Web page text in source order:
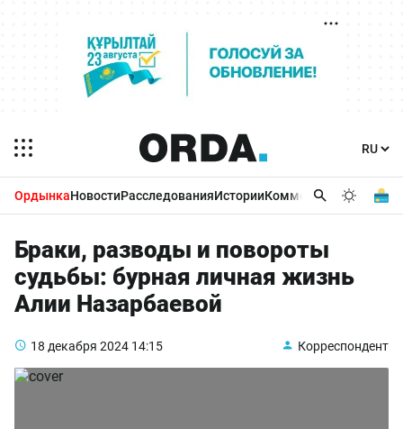
ОрдынкаНовостиРасследованияИсторииКомментарииБизнес
Браки, разводы и повороты
судьбы: бурная личная жизнь
Алии Назарбаевой
18 декабря 2024 14:15 Корреспондент